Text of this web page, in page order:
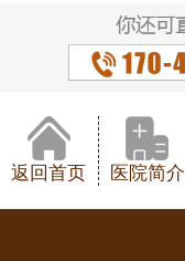
返回首页 医院简介